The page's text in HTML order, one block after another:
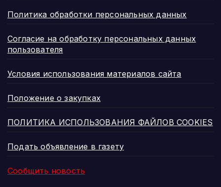
Политика обработки персональных данных
Согласие на обработку персональных данных
пользователя
Условия использования материалов сайта
Положение о закупках
ПОЛИТИКА ИСПОЛЬЗОВАНИЯ ФАЙЛОВ COOKIES
Подать объявление в газету
Сообщить новость